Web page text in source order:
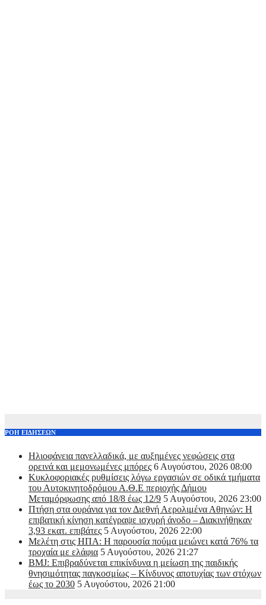
ΡΟΗ ΕΙΔΗΣΕΩΝ
Ηλιοφάνεια πανελλαδικά, με αυξημένες νεφώσεις στα
ορεινά και μεμονωμένες μπόρες 6 Αυγούστου, 2026 08:00
Kυκλοφοριακές ρυθμίσεις λόγω εργασιών σε οδικά τμήματα
του Αυτοκινητοδρόμου Α.Θ.Ε περιοχής Δήμου
Μεταμόρφωσης από 18/8 έως 12/9 5 Αυγούστου, 2026 23:00
Πτήση στα ουράνια για τον Διεθνή Αερολιμένα Αθηνών: Η
επιβατική κίνηση κατέγραψε ισχυρή άνοδο – Διακινήθηκαν
3,93 εκατ. επιβάτες 5 Αυγούστου, 2026 22:00
Μελέτη στις ΗΠΑ: Η παρουσία πούμα μειώνει κατά 76% τα
τροχαία με ελάφια 5 Αυγούστου, 2026 21:27
BMJ: Επιβραδύνεται επικίνδυνα η μείωση της παιδικής
θνησιμότητας παγκοσμίως – Κίνδυνος αποτυχίας των στόχων
έως το 2030 5 Αυγούστου, 2026 21:00